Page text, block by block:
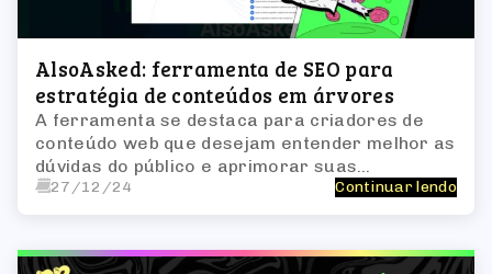
AlsoAsked: ferramenta de SEO para
estratégia de conteúdos em árvores
A ferramenta se destaca para criadores de
conteúdo web que desejam entender melhor as
dúvidas do público e aprimorar suas
estratégias de marketing de conteúdo e SEO.
27/12/24 Continuar lendo